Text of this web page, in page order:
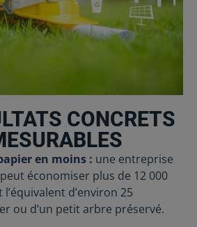
CONCRETS
en moins : une entreprise
économiser plus de 12 000
d’environ 25
ou d’un petit arbre préservé.